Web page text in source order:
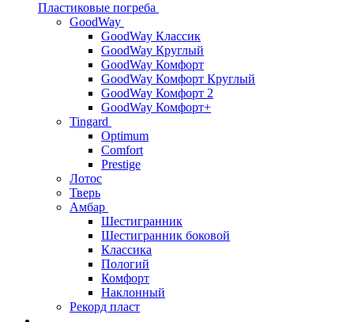
Пластиковые погреба
GoodWay
GoodWay Классик
GoodWay Круглый
GoodWay Комфорт
GoodWay Комфорт Круглый
GoodWay Комфорт 2
GoodWay Комфорт+
Tingard
Optimum
Comfort
Prestige
Лотос
Тверь
Амбар
Шестигранник
Шестигранник боковой
Классика
Пологий
Комфорт
Наклонный
Рекорд пласт